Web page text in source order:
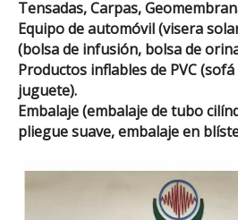
Tensadas, Carpas,
Equipo de automóvil (visera
(bolsa de infusión, bolsa de
Productos inflables de PVC
juguete).
Embalaje (embalaje de tubo
pliegue suave, embalaje en